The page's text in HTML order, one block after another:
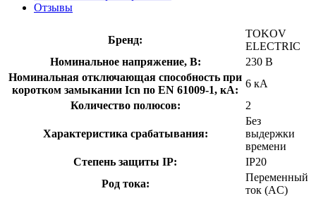
Отзывы
Бренд:
TOKOV
ELECTRIC
Номинальное напряжение, В:
230 В
Номинальная отключающая способность при
коротком замыкании Icn по EN 61009-1, кА:
6 кА
Количество полюсов:
2
Характеристика срабатывания:
Без
выдержки
времени
Степень защиты IP:
IP20
Род тока:
Переменный
ток (AC)